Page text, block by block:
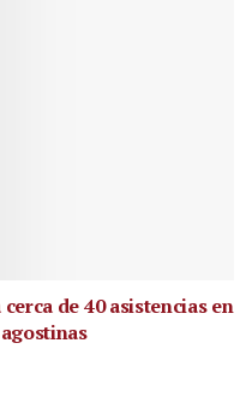
de 40 asistencias en